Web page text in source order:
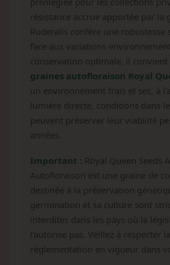
résistance accrue apportée par la
Ruderalis confère une robustesse
face aux variations
conservation optimale, il convient
graines autofloraison Royal
un environnement frais et sec, à
lumière directe, conditions dans
peuvent préserver leur viabilité
années.
Important : Royal Queen Seeds
Autofloraison est une graine de
destinée à la préservation
germination et sa culture sont
interdites dans les pays où la
l'autorise pas. Veillez à respecter la
réglementation en vigueur dans